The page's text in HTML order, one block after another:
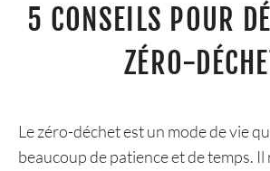
5 CONSEILS POUR
ZÉRO-
Le zéro-déchet est un mode de vie
beaucoup de patience et de temps. Il